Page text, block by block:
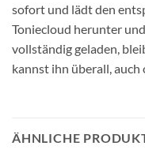
sofort und lädt den
Toniecloud herunter
vollständig geladen,
kannst ihn überall, auch
ÄHNLICHE